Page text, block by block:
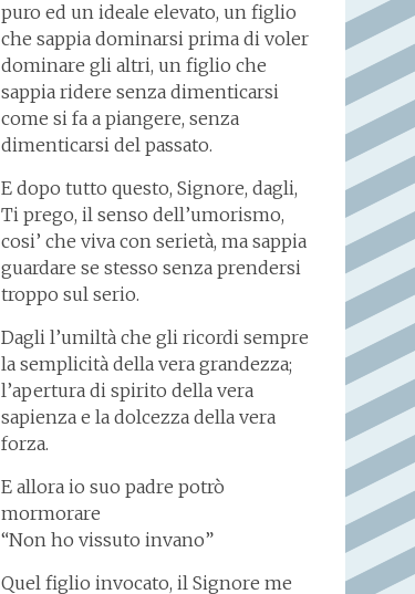
puro ed un ideale elevato, un figlio
che sappia dominarsi prima di voler
dominare gli altri, un figlio che
sappia ridere senza dimenticarsi
come si fa a piangere, senza
dimenticarsi del passato.
E dopo tutto questo, Signore, dagli,
Ti prego, il senso dell’umorismo,
cosi’ che viva con serietà, ma sappia
guardare se stesso senza prendersi
troppo sul serio.
Dagli l’umiltà che gli ricordi sempre
la semplicità della vera grandezza;
l’apertura di spirito della vera
sapienza e la dolcezza della vera
forza.
E allora io suo padre potrò
mormorare
“Non ho vissuto invano”
Quel figlio invocato, il Signore me